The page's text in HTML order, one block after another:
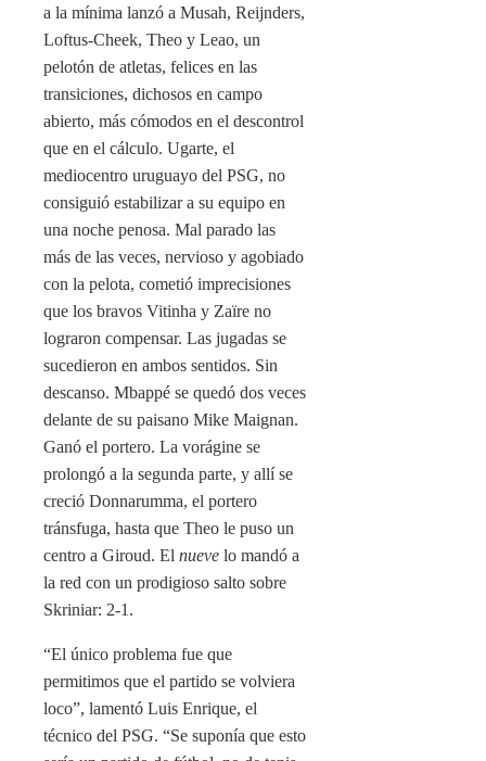
a la mínima lanzó a Musah, Reijnders,
Loftus-Cheek, Theo y Leao, un
pelotón de atletas, felices en las
transiciones, dichosos en campo
abierto, más cómodos en el descontrol
que en el cálculo. Ugarte, el
mediocentro uruguayo del PSG, no
consiguió estabilizar a su equipo en
una noche penosa. Mal parado las
más de las veces, nervioso y agobiado
con la pelota, cometió imprecisiones
que los bravos Vitinha y Zaïre no
lograron compensar. Las jugadas se
sucedieron en ambos sentidos. Sin
descanso. Mbappé se quedó dos veces
delante de su paisano Mike Maignan.
Ganó el portero. La vorágine se
prolongó a la segunda parte, y allí se
creció Donnarumma, el portero
tránsfuga, hasta que Theo le puso un
centro a Giroud. El nueve lo mandó a
la red con un prodigioso salto sobre
Skriniar: 2-1.
“El único problema fue que
permitimos que el partido se volviera
loco”, lamentó Luis Enrique, el
técnico del PSG. “Se suponía que esto